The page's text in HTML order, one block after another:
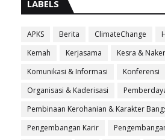
LABELS
APKS Berita ClimateChange
Kemah
Kerjasama Kesra & Naker
Komunikasi & Informasi
Konferensi
Organisasi & Kaderisasi
Pembinaan Kerohanian & Karakter
Pengembangan Karir